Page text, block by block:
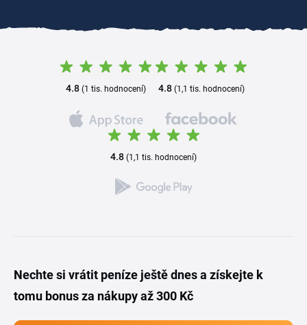
4.8 (1 tis. hodnocení) 4.8(1,1 tis. hodnocení)
4.8 (1,1 tis. hodnocení)
Nechte si vrátit peníze ještě dnes a získejte k
tomu bonus za nákupy až 300 Kč